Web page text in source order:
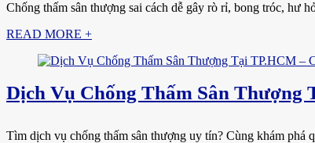
Chống thấm sân thượng sai cách dễ gây rò rỉ, bong tróc, hư
READ MORE +
Dịch Vụ Chống Thấm Sân Thượng
Tìm dịch vụ chống thấm sân thượng uy tín? Cùng khám phá